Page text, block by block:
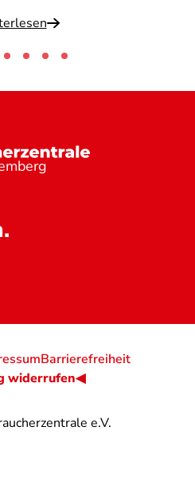
e.V.
Barrierefreiheit
widerrufen◀